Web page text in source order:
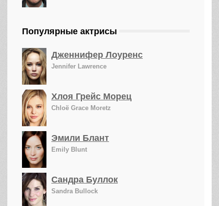
Популярные актрисы
Дженнифер Лоуренс
Jennifer Lawrence
Хлоя Грейс Морец
Chloë Grace Moretz
Эмили Блант
Emily Blunt
Сандра Буллок
Sandra Bullock